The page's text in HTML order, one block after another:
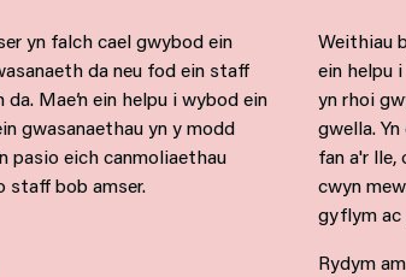
yn falch cael gwybod ein
da neu fod ein staff
Mae’n ein helpu i wybod ein
gwasanaethau yn y modd
pasio eich canmoliaethau
staff bob amser.
Weithiau
ein helpu
yn rhoi
gwella.
fan a'r lle,
cwyn
gyflym ac
Rydym